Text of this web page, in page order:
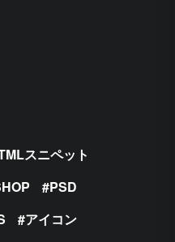
スニペット
PSD
アイコン